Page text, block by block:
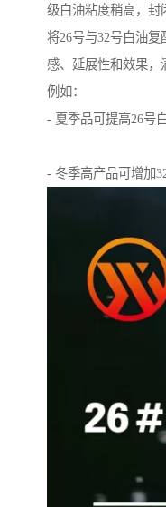
级白油粘度稍高，封
将26号与32号白油
感、延展性和效果，
例如：
- 夏季品可提高26号
- 冬季高产品可增加